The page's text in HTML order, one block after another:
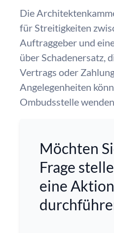
Die
für Streitigkeiten
Auftraggeber und
über Schadenersatz,
Vertrags oder
Angelegenheiten
Ombudsstelle
Möchten
Frage
eine Aktion